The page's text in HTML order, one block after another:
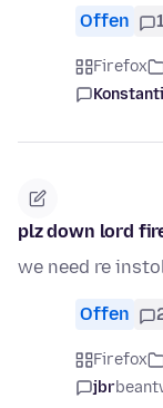
Offen
Firefox
plz down lord
we need re
Offen
Firefox
jbr